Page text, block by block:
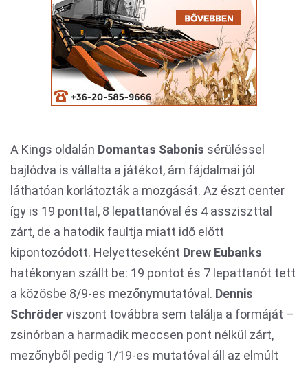
A Kings oldalán Domantas Sabonis sérüléssel
bajlódva is vállalta a játékot, ám fájdalmai jól
láthatóan korlátozták a mozgását. Az észt center
így is 19 ponttal, 8 lepattanóval és 4 assziszttal
zárt, de a hatodik faultja miatt idő előtt
kipontozódott. Helyetteseként Drew Eubanks
hatékonyan szállt be: 19 pontot és 7 lepattanót tett
a közösbe 8/9-es mezőnymutatóval. Dennis
Schröderviszont továbbra sem találja a formáját –
zsinórban a harmadik meccsen pont nélkül zárt,
mezőnyből pedig 1/19-es mutatóval áll az elmúlt